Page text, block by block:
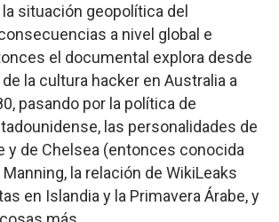
situación geopolítica del
a nivel global e
el documental explora desde
la cultura hacker en Australia a
pasando por la política de
las personalidades de
y de Chelsea (entonces conocida
la relación de WikiLeaks
en Islandia y la Primavera Árabe, y